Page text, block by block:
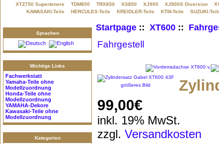
XTZ750 Supertenere
TDM850 TRX850 XS850 XJ900 XJ900S Diversion
KAWASAKI-Teile
HERCULES-Teile KREIDLER-Teile KTM-Teile SUZUKI-
Sprachen
Wichtige Links
Fachwerkstatt
Yamaha-Teile ohne
Modellzuordnung
Honda-Teile ohne
Modellzuordnung
YAMAHA-Dekore
Kawasaki-Teile ohne
Modellzuordnung
Kategorien
Startpage:: XT600::
Fahrgestell
größeres Bild
99,00€
inkl. 19% MwSt.
zzgl. Versandkosten